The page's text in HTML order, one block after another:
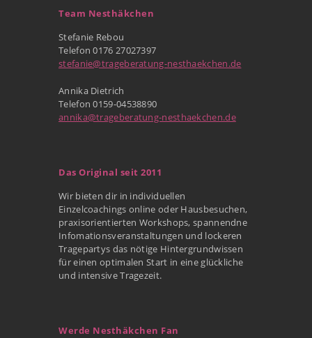
Team Nesthäkchen
Stefanie Rebou
Telefon 0176 27027397
stefanie@trageberatung-nesthaekchen.de
Annika Dietrich
Telefon 0159-04538890
annika@trageberatung-nesthaekchen.de
Das Original seit 2011
Wir bieten dir in individuellen
Einzelcoachings online oder Hausbesuchen,
praxisorientierten Workshops, spannendne
Infomationsveranstaltungen und lockeren
Tragepartys das nötige Hintergrundwissen
für einen optimalen Start in eine glückliche
und intensive Tragezeit.
Werde Nesthäkchen Fan